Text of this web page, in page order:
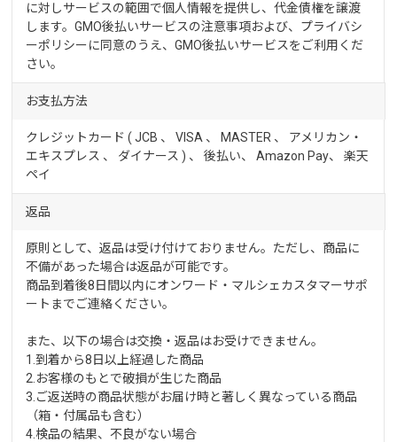
に対しサービスの範囲で個人情報を提供し、代金債権を譲渡
します。GMO後払いサービスの注意事項および、 プライバシ
ーポリシーに同意のうえ、GMO後払いサービスをご利用くだ
さい。
お支払方法
クレジットカード ( JCB 、 VISA 、 MASTER 、 アメリカン・
エキスプレス 、 ダイナース ) 、 後払い、 Amazon Pay、楽天
ペイ
返品
原則として、返品は受け付けておりません。ただし、商品に
不備があった場合は返品が可能です。
商品到着後8日間以内にオンワード・マルシェカスタマーサポ
ートまでご連絡ください。
また、以下の場合は交換・返品はお受けできません。
1.到着から8日以上経過した商品
2.お客様のもとで破損が生じた商品
3.ご返送時の商品状態がお届け時と著しく異なっている商品
（箱・付属品も含む）
4.検品の結果、不良がない場合